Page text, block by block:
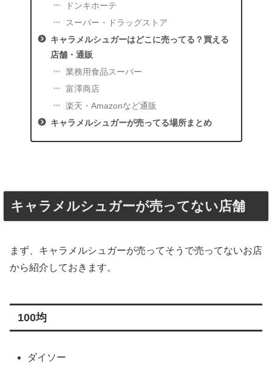
ドンキホーテ
スーパー・ドラッグストア
キャラメルシュガーはどこに売ってる？買える
店舗・通販
業務用食品スーパー
富澤商店
楽天・Amazonなど通販
キャラメルシュガーが売ってる場所まとめ
キャラメルシュガーが売ってない店舗
まず、キャラメルシュガーが売ってそうで売ってないお店
から紹介しておきます。
100均
ダイソー